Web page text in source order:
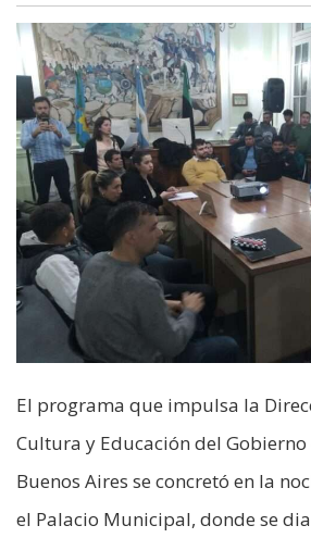
El programa que impulsa la
Cultura y Educación del
Buenos Aires se concretó en la
el Palacio Municipal, donde se